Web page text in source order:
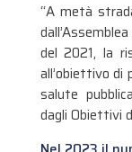
“A metà
del 2021, la
all’obiettivo di
salute
dagli Obiettivi